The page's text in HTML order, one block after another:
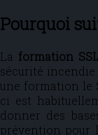
Pourquoi
La formation
sécurité
une formation le
ci est
donner des
prévention pour